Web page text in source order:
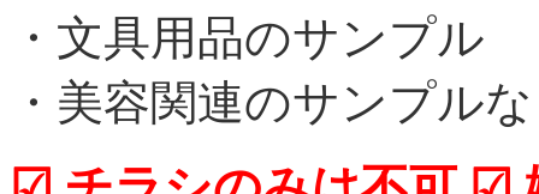
・文具用品のサンプル
・美容関連のサンプル